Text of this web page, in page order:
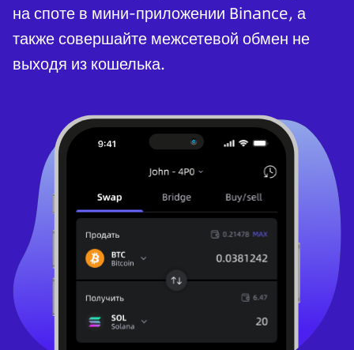
на споте в мини-приложении Binance, а
также совершайте межсетевой обмен не
выходя из кошелька.